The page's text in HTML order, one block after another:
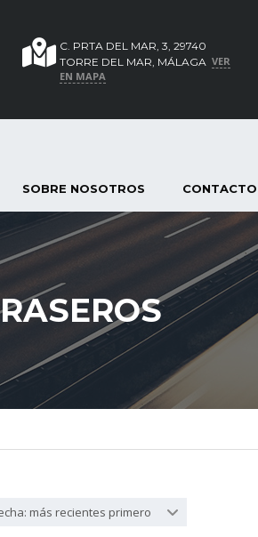
C. PRTA DEL MAR, 3, 29740
TORRE DEL MAR, MÁLAGA VER
EN MAPA
SOBRE NOSOTROS CONTACTO
más recientes primero